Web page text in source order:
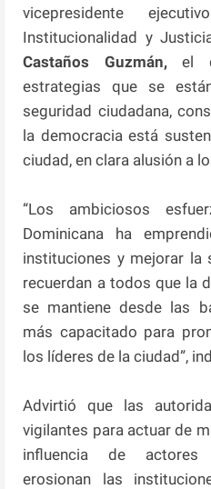
vicepresidente
Institucionalidad y
Castaños Guzmán,el
estrategias que se
seguridad ciudadana,
la democracia está
ciudad, en clara alusión a
“Los ambiciosos
Dominicana ha
instituciones y mejorar la
recuerdan a todos que la
se mantiene desde las
más capacitado para
los líderes de la ciudad”,
Advirtió que las
vigilantes para actuar de
influencia de actores
erosionan las